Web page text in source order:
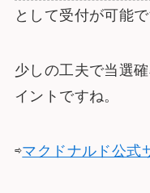
として受付が可能で
少しの工夫で当選
イントですね。
⇨マクドナルド公式